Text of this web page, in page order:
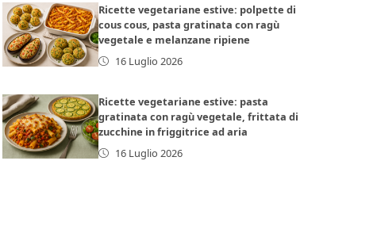
Ricette vegetariane estive: polpette di
cous cous, pasta gratinata con ragù
vegetale e melanzane ripiene
16 Luglio 2026
Ricette vegetariane estive: pasta
gratinata con ragù vegetale, frittata di
zucchine in friggitrice ad aria
16 Luglio 2026